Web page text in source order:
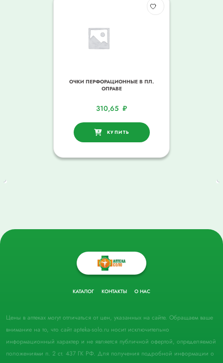
ОЧКИ ПЕРФОРАЦИОННЫЕ В ПЛ.
ОПРАВЕ
310,65 ₽
КУПИТЬ
КАТАЛОГ КОНТАКТЫ О НАС
Цены в аптеках могут отличаться от цен, указанных на сайте. Обращаем ваше
внимание на то, что сайт apteka-solo.ru носит исключительно
информационный характер и не является публичной офертой, определяемой
положениями п. 2 ст. 437 ГК РФ. Для получения подробной информации о